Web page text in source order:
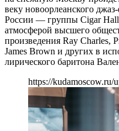
веку новоорлеанского
России — группы Cigar Hall.
атмосферой высшего
произведения Ray Charles,
James Brown и других в
лирического баритона
https://kudamoscow.ru/